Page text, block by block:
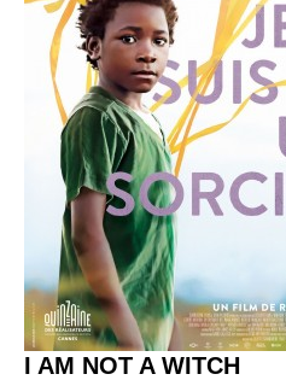
I AM NOT A WITCH